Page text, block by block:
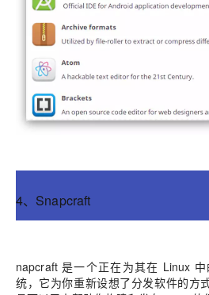
4、Snapcraft
napcraft 是一个正在为其在 Linux
统，它为你重新设想了分发软件的方